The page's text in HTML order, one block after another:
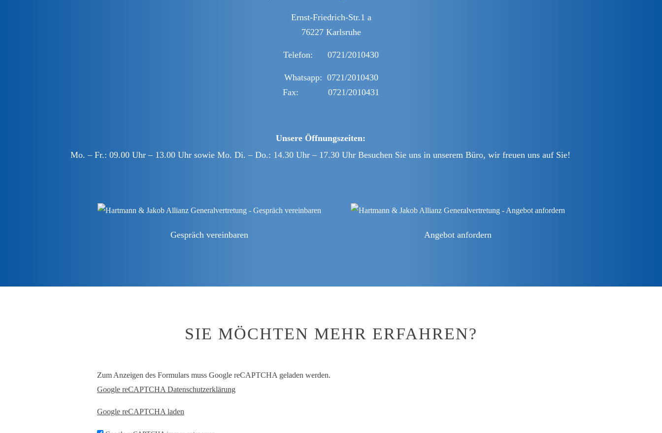
Ernst-Friedrich-Str.1 a
76227 Karlsruhe
Telefon: 0721/2010430
Whatsapp: 0721/2010430
Fax: 0721/2010431
Unsere Öffnungszeiten:
Mo. – Fr.: 09.00 Uhr – 13.00 Uhr sowie Mo. Di. – Do.: 14.30 Uhr – 17.30 Uhr Besuchen Sie uns in unserem Büro, wir freuen uns auf Sie!
Gespräch vereinbaren Angebot anfordern
SIE MÖCHTEN MEHR ERFAHREN?
Zum Anzeigen des Formulars muss Google reCAPTCHA geladen werden.
Google reCAPTCHA Datenschutzerklärung
Google reCAPTCHA laden